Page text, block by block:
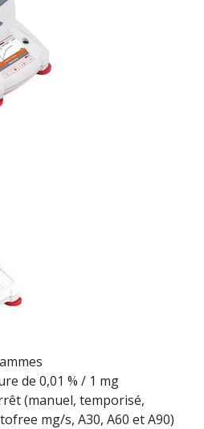
de 0,01 % / 1 mg
(manuel, temporisé,
mg/s, A30, A60 et A90)